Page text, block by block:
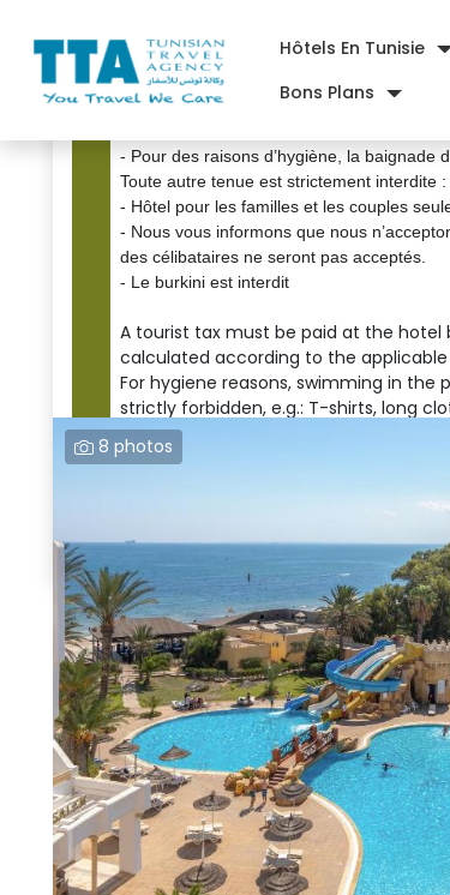
Hôtels En Tunisie
Bons Plans
Boulevard 14 janvier 4039 Sousse Tunisie ,
- Une taxe de séjour est à payer à
- Pour des raisons d’hygiène, la baignade
Toute autre tenue est strictement interdite
- Hôtel pour les familles et les couples
- Nous vous informons que nous
des célibataires ne seront pas acceptés.
- Le burkini est interdit
A tourist tax must be paid at the hotel
calculated according to the applicable
For hygiene reasons, swimming in the
strictly forbidden, e.g.: T-shirts, long
Hotel for families and couples only.
Please note that we only accept
8 photos